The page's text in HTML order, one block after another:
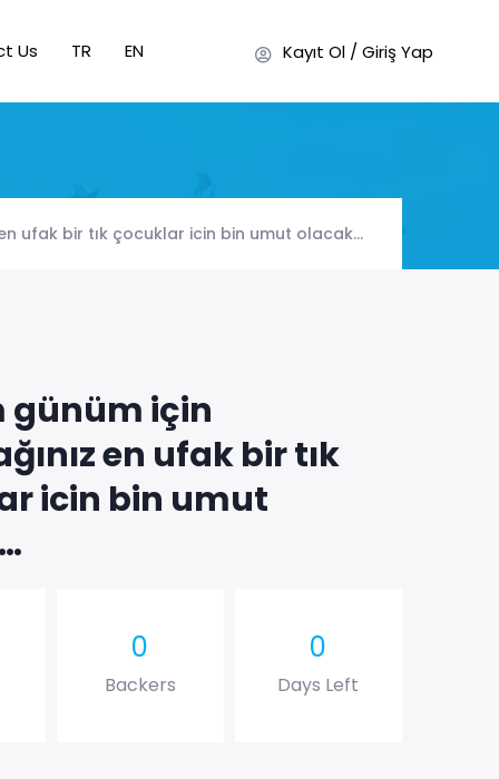
Us TR EN Kayıt Ol / Giriş Yap
ufak bir tık çocuklar icin bin umut olacak…
günüm için
en ufak bir tık
icin bin umut
0
Backers
0
Days Left